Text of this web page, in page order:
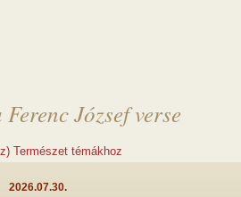
József verse
Természet témákhoz
2026.07.30.